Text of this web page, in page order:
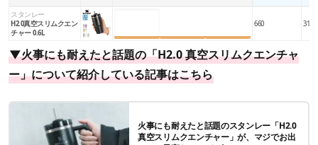
スタンレー
H2.0真空スリムクエン
チャー 0.6L
660 313
▼火事にも耐えたと話題の「H2.0 真空スリムクエンチャ
ー」について紹介している記事はこちら
火事にも耐えたと話題のスタンレー「H2.0
真空スリムクエンチャー」が、マジでお出